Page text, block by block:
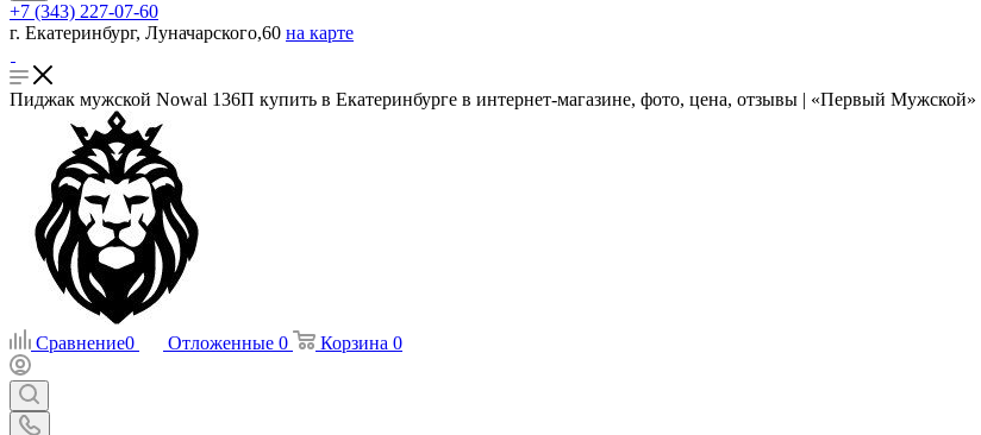
+7 (343) 227-07-60
г. Екатеринбург, Луначарского,60 на карте
Пиджак мужской Nowal 136П купить в Екатеринбурге в интернет-магазине, фото, цена, отзывы | «Первый Мужской»
Сравнение0 Отложенные 0 Корзина 0